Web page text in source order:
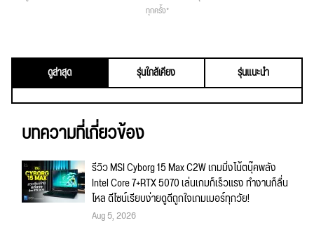
ทุกครั้ง*
ดูล่าสุด รุ่นใกล้เคียง รุ่นแนะนำ
บทความที่เกี่ยวข้อง
รีวิว MSI Cyborg 15 Max C2W เกมมิ่งโน้ตบุ๊คพลัง
Intel Core 7+RTX 5070 เล่นเกมก็เร็วแรง ทำงานก็ลื่น
ไหล ดีไซน์เรียบง่ายดูดีถูกใจเกมเมอร์ทุกวัย!
Aug 5, 2026